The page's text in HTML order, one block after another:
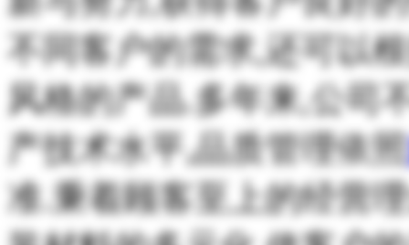
不同客户的需求,还可以
风格的产品.多年来,公司
产技术水平,品质管理依照
准.秉着顾客至上的经营